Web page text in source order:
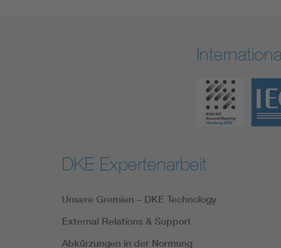
DKE Expertenarbeit
Unsere Gremien – DKE Technology
External Relations & Support
Abkürzungen in der Normung